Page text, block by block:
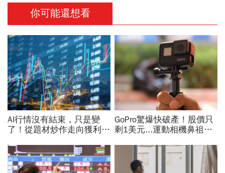
你可能還想看
AI行情沒有結束，只是變
了！從題材炒作走向獲利驗
GoPro驚爆快破產！股價只
剩1美元...運動相機鼻祖為
擊：記憶體價格太失控